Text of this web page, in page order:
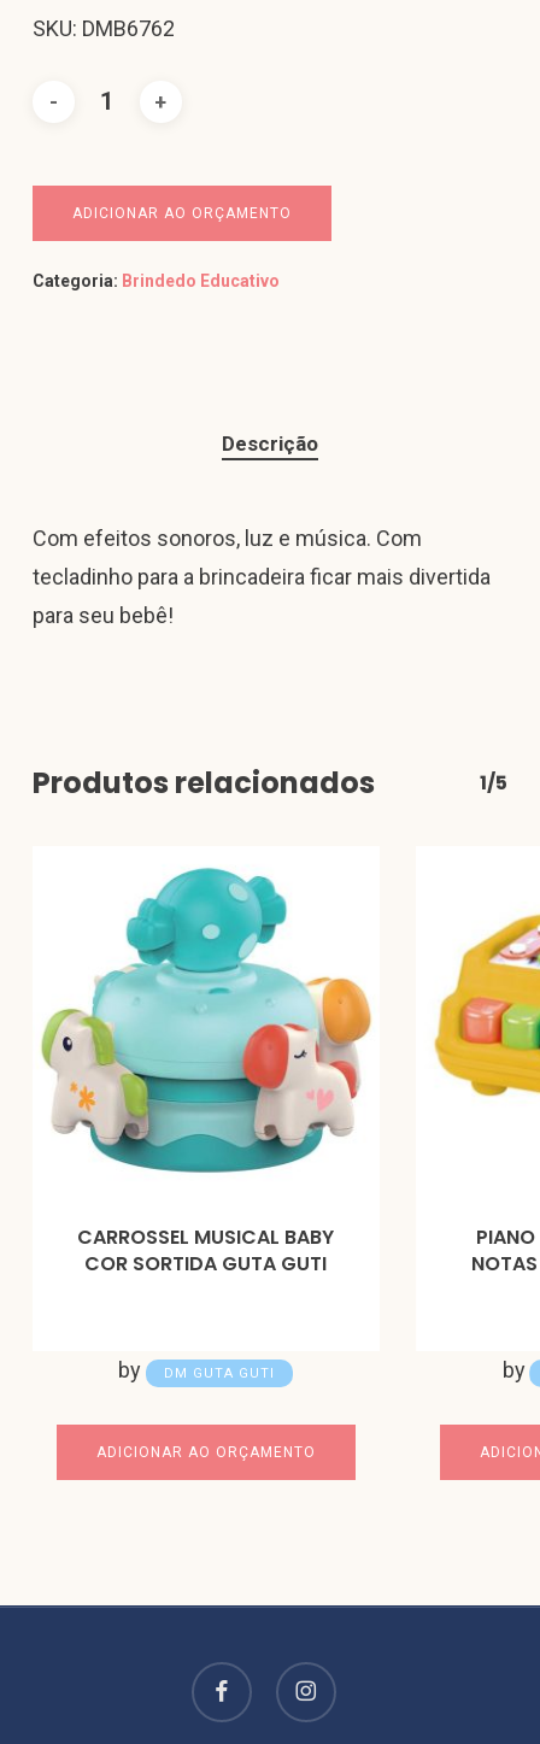
SKU: DMB6762
ADICIONAR AO ORÇAMENTO
Categoria: Brindedo Educativo
Descrição
Com efeitos sonoros, luz e música. Com
tecladinho para a brincadeira ficar mais divertida
para seu bebê!
Produtos relacionados 1/5
CARROSSEL MUSICAL BABY
COR SORTIDA GUTA GUTI
by DM GUTA GUTI
ADICIONAR AO ORÇAMENTO
by
facebook instagram